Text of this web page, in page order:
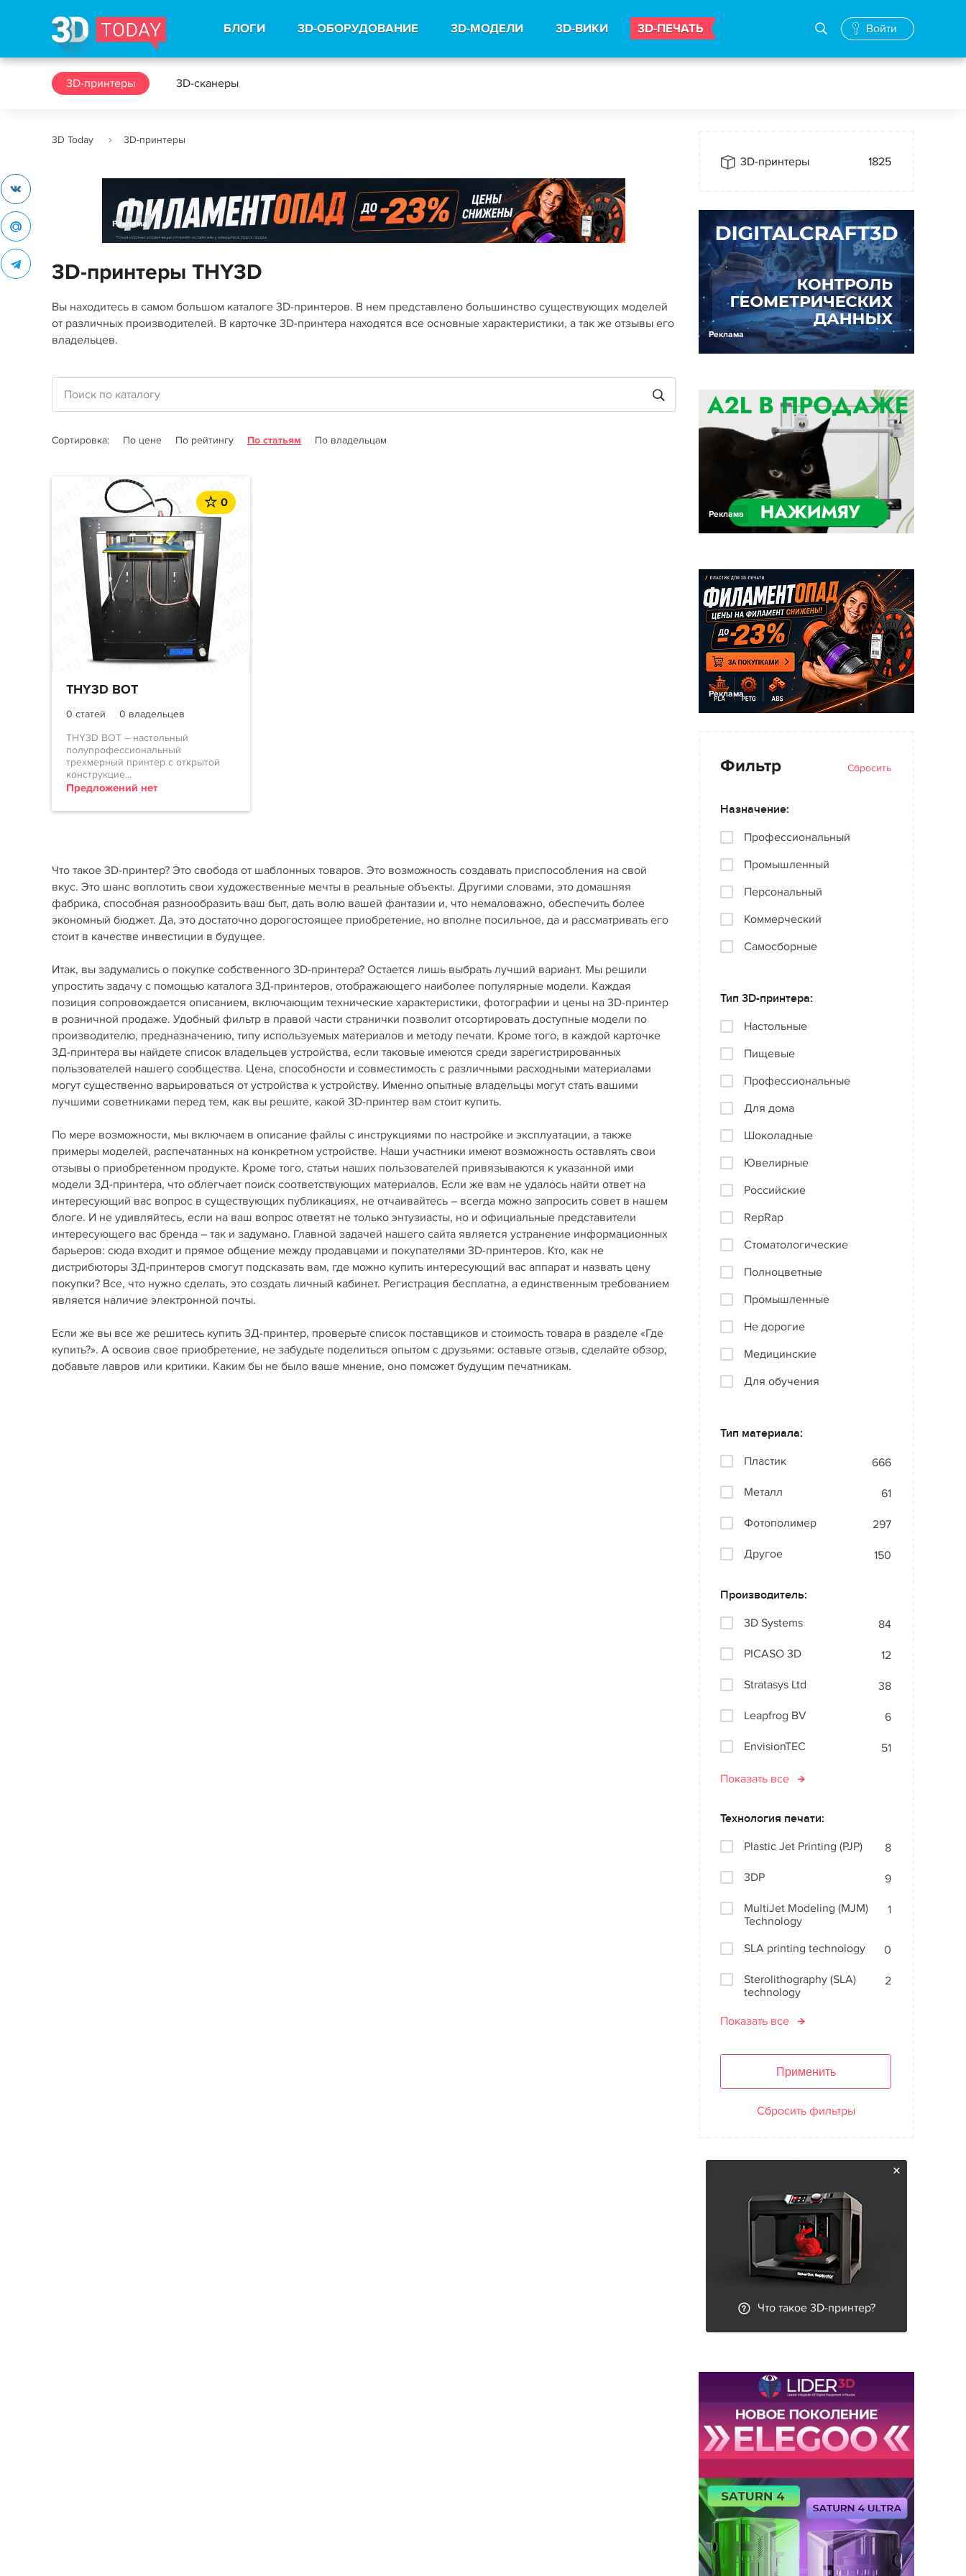
БЛОГИ 3D-ОБОРУДОВАНИЕ 3D-МОДЕЛИ 3D-ВИКИ 3D-ПЕЧАТЬ Войти
3D-принтеры 3D-сканеры
3D Today 3D-принтеры
Реклама
3D-принтеры THY3D
Вы находитесь в самом большом каталоге 3D-принтеров. В нем представлено большинство существующих моделей
от различных производителей. В карточке 3D-принтера находятся все основные характеристики, а так же отзывы его
владельцев.
Сортировка: По цене По рейтингу По статьям По владельцам
0
THY3D BOT
0 статей
0 владельцев
THY3D BOT – настольный
полупрофессиональный
трехмерный принтер с открытой
конструкцие...
Предложений нет
Что такое 3D-принтер? Это свобода от шаблонных товаров. Это возможность создавать приспособления на свой
вкус. Это шанс воплотить свои художественные мечты в реальные объекты. Другими словами, это домашняя
фабрика, способная разнообразить ваш быт, дать волю вашей фантазии и, что немаловажно, обеспечить более
экономный бюджет. Да, это достаточно дорогостоящее приобретение, но вполне посильное, да и рассматривать его
стоит в качестве инвестиции в будущее.
Итак, вы задумались о покупке собственного 3D-принтера? Остается лишь выбрать лучший вариант. Мы решили
упростить задачу с помощью каталога 3Д-принтеров, отображающего наиболее популярные модели. Каждая
позиция сопровождается описанием, включающим технические характеристики, фотографии и цены на 3D-принтер
в розничной продаже. Удобный фильтр в правой части странички позволит отсортировать доступные модели по
производителю, предназначению, типу используемых материалов и методу печати. Кроме того, в каждой карточке
3Д-принтера вы найдете список владельцев устройства, если таковые имеются среди зарегистрированных
пользователей нашего сообщества. Цена, способности и совместимость с различными расходными материалами
могут существенно варьироваться от устройства к устройству. Именно опытные владельцы могут стать вашими
лучшими советниками перед тем, как вы решите, какой 3D-принтер вам стоит купить.
По мере возможности, мы включаем в описание файлы с инструкциями по настройке и эксплуатации, а также
примеры моделей, распечатанных на конкретном устройстве. Наши участники имеют возможность оставлять свои
отзывы о приобретенном продукте. Кроме того, статьи наших пользователей привязываются к указанной ими
модели 3Д-принтера, что облегчает поиск соответствующих материалов. Если же вам не удалось найти ответ на
интересующий вас вопрос в существующих публикациях, не отчаивайтесь – всегда можно запросить совет в нашем
блоге. И не удивляйтесь, если на ваш вопрос ответят не только энтузиасты, но и официальные представители
интересующего вас бренда – так и задумано. Главной задачей нашего сайта является устранение информационных
барьеров: сюда входит и прямое общение между продавцами и покупателями 3D-принтеров. Кто, как не
дистрибюторы 3Д-принтеров смогут подсказать вам, где можно купить интересующий вас аппарат и назвать цену
покупки? Все, что нужно сделать, это создать личный кабинет. Регистрация бесплатна, а единственным требованием
является наличие электронной почты.
Если же вы все же решитесь купить 3Д-принтер, проверьте список поставщиков и стоимость товара в разделе «Где
купить?». А освоив свое приобретение, не забудьте поделиться опытом с друзьями: оставьте отзыв, сделайте обзор,
добавьте лавров или критики. Каким бы не было ваше мнение, оно поможет будущим печатникам.
3D-принтеры 1825
Реклама
Реклама
Реклама
Фильтр Сбросить
Назначение:
Профессиональный
Промышленный
Персональный
Коммерческий
Самосборные
Тип 3D-принтера:
Настольные
Пищевые
Профессиональные
Для дома
Шоколадные
Ювелирные
Российские
RepRap
Стоматологические
Полноцветные
Промышленные
Не дорогие
Медицинские
Для обучения
Тип материала:
Пластик
666
Металл 61
Фотополимер 297
Другое 150
Производитель:
3D Systems
84
PICASO 3D 12
Stratasys Ltd 38
Leapfrog BV 6
EnvisionTEC 51
Показать все
Технология печати:
Plastic Jet Printing (PJP)
8
3DP 9
MultiJet Modeling (MJM)
Technology
1
SLA printing technology 0
Sterolithography (SLA)
technology
2
Показать все
Применить
Сбросить фильтры
Что такое 3D-принтер?